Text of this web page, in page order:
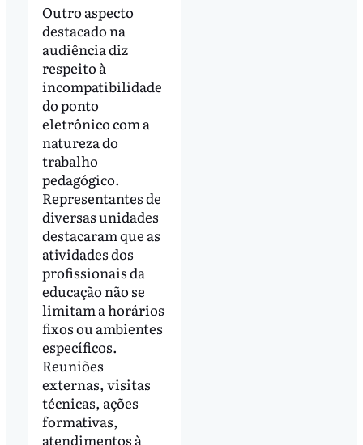
Outro aspecto
destacado na
audiência diz
respeito à
incompatibilidade
do ponto
eletrônico com a
natureza do
trabalho
pedagógico.
Representantes de
diversas unidades
destacaram que as
atividades dos
profissionais da
educação não se
limitam a horários
fixos ou ambientes
específicos.
Reuniões
externas, visitas
técnicas, ações
formativas,
atendimentos à